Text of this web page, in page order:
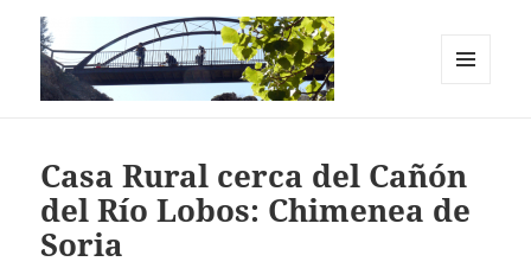
Lobos. La Chimenea de Soria I y II
Casa Rural cerca del Cañón
del Río Lobos: Chimenea de
Soria